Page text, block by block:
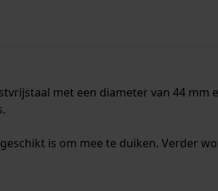
met een diameter van 44
is om mee te duiken. Verder